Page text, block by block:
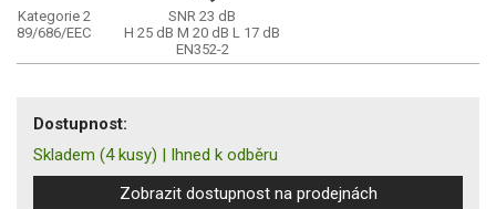
Kategorie 2
89/686/EEC
SNR 23 dB
H 25 dB M 20 dB L 17 dB
EN352-2
Dostupnost:
Skladem (4 kusy) | Ihned k odběru
Zobrazit dostupnost na prodejnách